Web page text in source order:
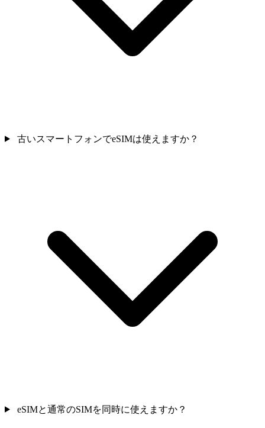
古いスマートフォンでeSIMは使えますか？
eSIMと通常のSIMを同時に使えますか？